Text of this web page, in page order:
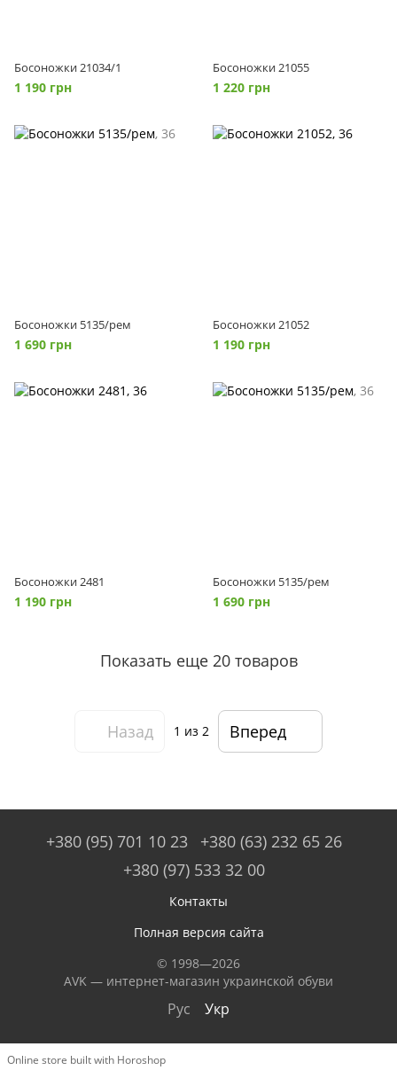
Босоножки 21034/1
1 190 грн
Босоножки 21055
1 220 грн
Босоножки 5135/рем
1 690 грн
Босоножки 21052
1 190 грн
Босоножки 2481
1 190 грн
Босоножки 5135/рем
1 690 грн
Показать еще 20 товаров
Назад 1 из 2 Вперед
+380 (95) 701 10 23
+380 (63) 232 65 26
+380 (97) 533 32 00
Контакты
Полная версия сайта
© 1998—2026
AVK — интернет-магазин украинской обуви
Рус Укр
Online store built with Horoshop